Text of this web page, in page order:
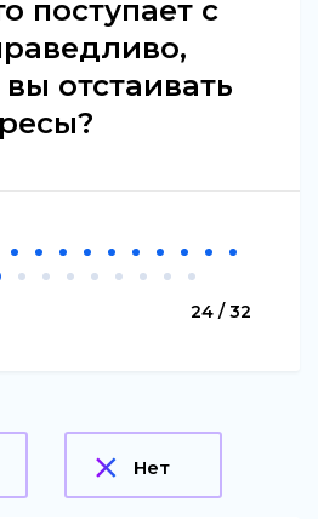
поступает с
отстаивать
24 / 32
Нет